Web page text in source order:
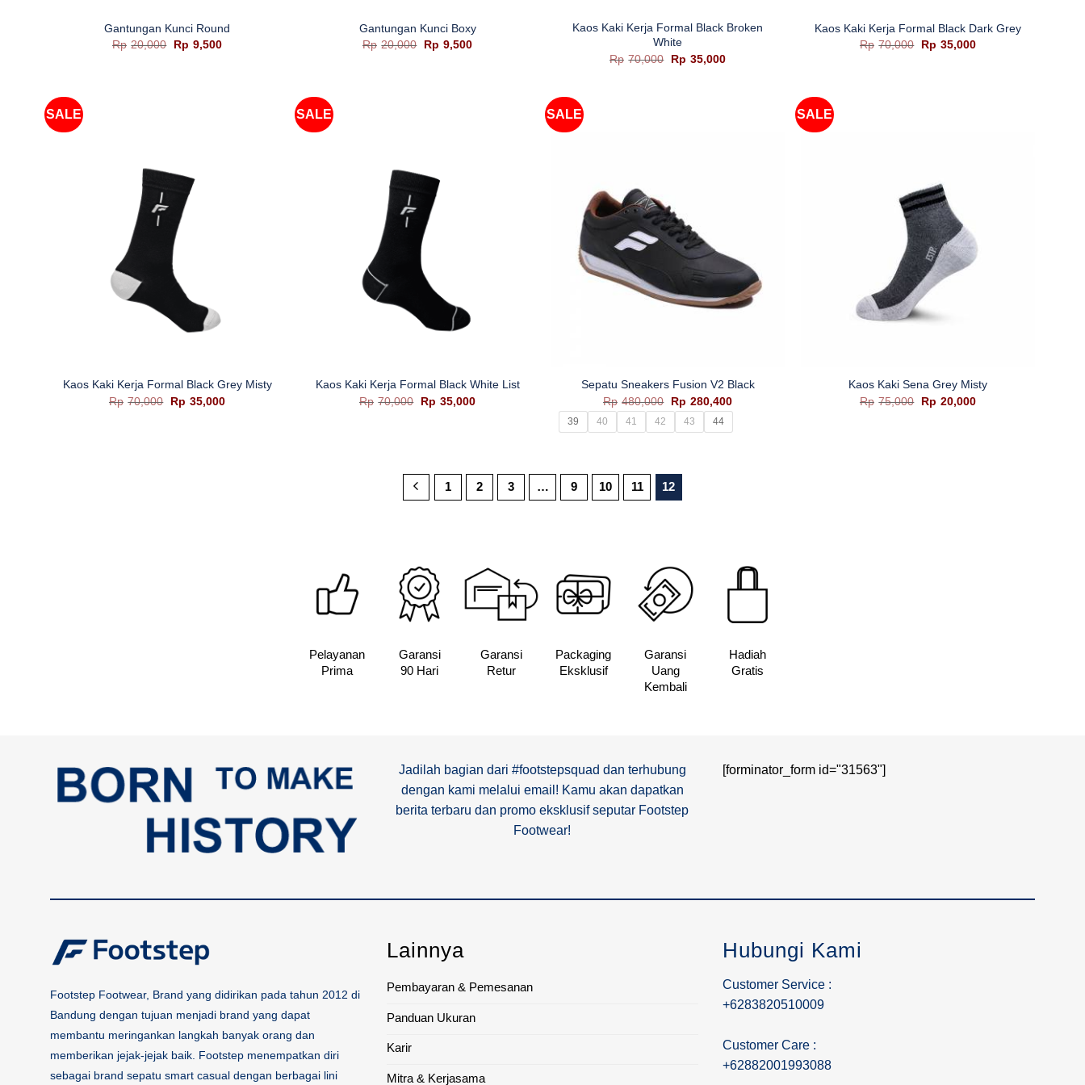
Gantungan Kunci Round
Rp 20,000
Harga
aslinya
Rp 9,500Harga
Gantungan Kunci Boxy
Rp 20,000
Harga
aslinya
Rp 9,500Harga
Kaos Kaki Kerja Formal Black Broken
White
Rp 70,000
Harga
aslinya
Rp 35,000Harga
Kaos Kaki Kerja Formal Black Dark Grey
Rp 70,000
Harga
aslinya
Rp 35,000Harga
SALE
Kaos Kaki Kerja Formal Black Grey Misty
Rp 70,000
Harga
aslinya
Rp 35,000Harga
SALE
Kaos Kaki Kerja Formal Black White List
Rp 70,000
Harga
aslinya
Rp 35,000Harga
SALE
Sepatu Sneakers Fusion V2 Black
Rp 480,000
Harga
aslinya
adalah:
Rp480,000.
Rp 280,400Harga
saat
adalah:
39 40 41 42 43 44
SALE
Kaos Kaki Sena Grey Misty
Rp 75,000
Harga
aslinya
Rp 20,000Harga
1 2 3 … 9 10 11 12
Pelayanan
Prima
Garansi
90 Hari
Garansi
Retur
Packaging
Eksklusif
Garansi
Uang
Kembali
Hadiah
Gratis
Jadilah bagian dari #footstepsquad dan terhubung
dengan kami melalui email! Kamu akan dapatkan
berita terbaru dan promo eksklusif seputar Footstep
Footwear!
[forminator_form id="31563"]
Footstep Footwear, Brand yang didirikan pada tahun 2012 di
Bandung dengan tujuan menjadi brand yang dapat
membantu meringankan langkah banyak orang dan
memberikan jejak-jejak baik. Footstep menempatkan diri
sebagai brand sepatu smart casual dengan berbagai lini
Lainnya
Pembayaran & Pemesanan
Panduan Ukuran
Karir
Mitra & Kerjasama
Hubungi Kami
Customer Service :
+6283820510009
Customer Care :
+62882001993088